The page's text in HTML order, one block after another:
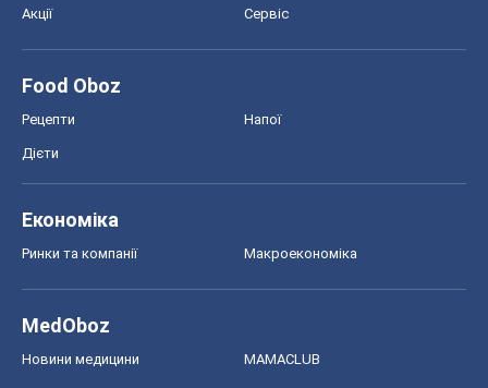
Акції Сервіс
Food Oboz
Рецепти Напої
Дієти
Економіка
Ринки та компанії Макроекономіка
MedOboz
Новини медицини MAMACLUB